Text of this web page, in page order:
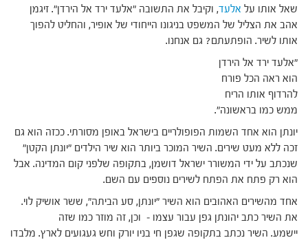
שאל אותו על אלעד, וקיבל את התשובה "אלעד ירד אל הירדן". זיגמן
אהב את הצליל של המשפט בניגונו הייחודי של אופיר, והחליט להפוך
אותו לשיר. הופתעתם? גם אנחנו.
"אלעד ירד אל הירדן
הוא ראה הכל פורח
להרדוף אותו הריח
ממש כמו בראשונה".
יונתן הוא אחד השמות הפופולריים בישראל באופן מסורתי. ככזה הוא גם
זכה ללא מעט שירים. השיר המוכר ביותר הוא שיר הילדים "יונתן הקטן"
שנכתב על ידי המשורר ישראל דושמן, בתקופה שלפני קום המדינה. אבל
הוא רק פתח את הפתח לשירים נוספים עם השם.
אחד מהשירים האהובים הוא השיר "יונתן, סע הביתה", ששר אושיק לוי.
את השיר כתב יהונתן גפן עבור עצמו – וכן, זה מוזר כמו שזה
יישמע. השיר נכתב בתקופה שגפן חי בניו יורק וחש געגועים לארץ. מלבדו